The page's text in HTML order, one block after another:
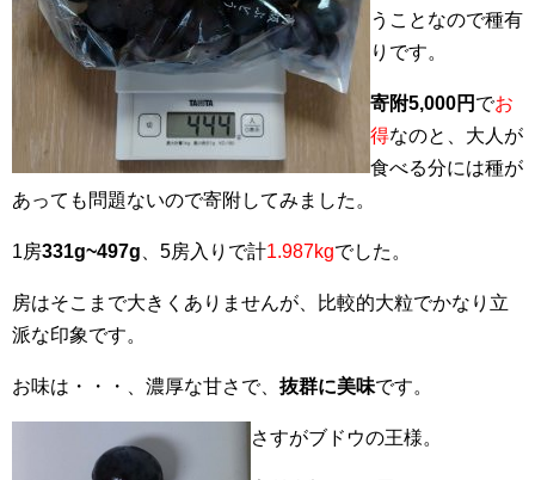
うことなので種有
りです。
寄附5,000円 でお
得なのと、大人が
食べる分には種が
あっても問題ないので寄附してみました。
1房331g~497g 、5房入りで計1.987kgでした。
房はそこまで大きくありませんが、比較的大粒でかなり立
派な印象です。
お味は・・・、濃厚な甘さで、 抜群に美味です。
さすがブドウの王様。